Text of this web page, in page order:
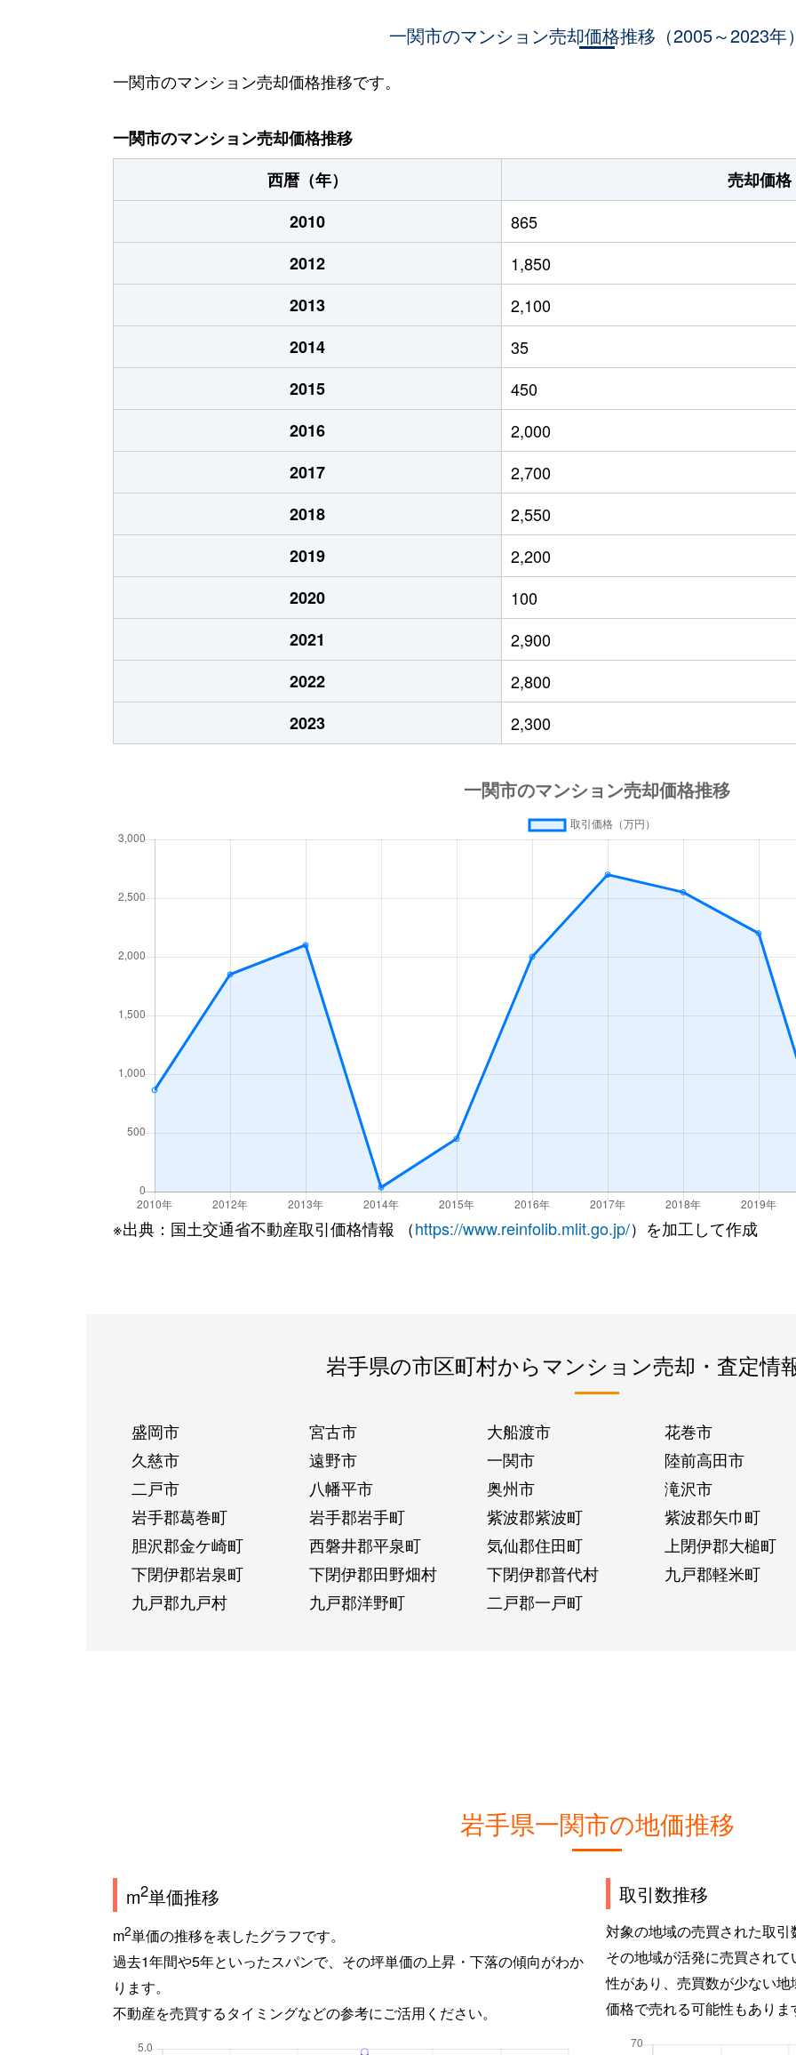
一関市のマンション売却価格推移（2005～2023年
一関市のマンション売却価格推移です。
一関市のマンション売却価格推移
西暦（年）
売却価
2010
865
2012
1,850
2013
2,100
2014
35
2015
450
2016
2,000
2017
2,700
2018
2,550
2019
2,200
2020
100
2021
2,900
2022
2,800
2023
2,300
※出典：国土交通省不動産取引価格情報 （https://www.reinfolib.mlit.go.jp/）を加工して作成
岩手県の市区町村からマンション売却・査定情
盛岡市 宮古市 大船渡市
花巻市
久慈市
遠野市 一関市
陸前高田市
二戸市
八幡平市 奥州市
滝沢市
岩手郡葛巻町
岩手郡岩手町 紫波郡紫波町
紫波郡矢巾町
胆沢郡金ケ崎町
西磐井郡平泉町 気仙郡住田町
上閉伊郡大槌町
下閉伊郡岩泉町
下閉伊郡田野畑村 下閉伊郡普代村
九戸郡軽米町
九戸郡九戸村
九戸郡洋野町 二戸郡一戸町
岩手県一関市の地価推移
m2単価推移
m2単価の推移を表したグラフです。
過去1年間や5年といったスパンで、その坪単価の上昇・下落の傾向がわか
ります。
不動産を売買するタイミングなどの参考にご活用ください。
取引数推移
対象の地域の売買された取
その地域が活発に売買され
性があり、売買数が少ない
価格で売れる可能性もありま